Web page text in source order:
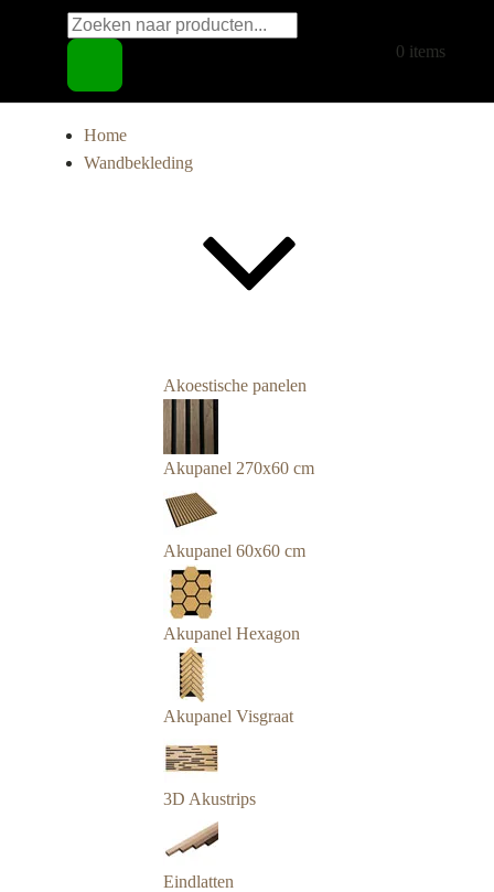
Producten
zoeken
0 items
Home
Wandbekleding
Akoestische panelen
Akupanel 270x60 cm
Akupanel 60x60 cm
Akupanel Hexagon
Akupanel Visgraat
3D Akustrips
Eindlatten